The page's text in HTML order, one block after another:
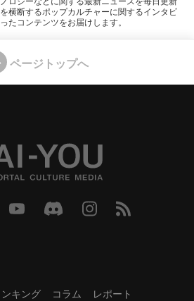
横断するポップカルチャーに関するインタビ
たコンテンツをお届けします。
ページトップへ
ンキング コラム
レポート